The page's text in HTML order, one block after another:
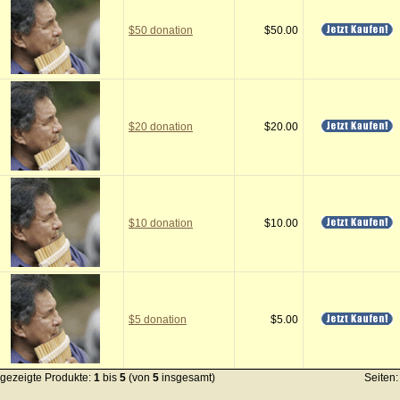
$50 donation $50.00
$20 donation $20.00
$10 donation $10.00
$5 donation $5.00
Produkte: 1 bis 5 (von 5 insgesamt)